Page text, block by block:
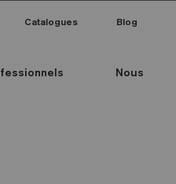
Nous
Catalogues Blog